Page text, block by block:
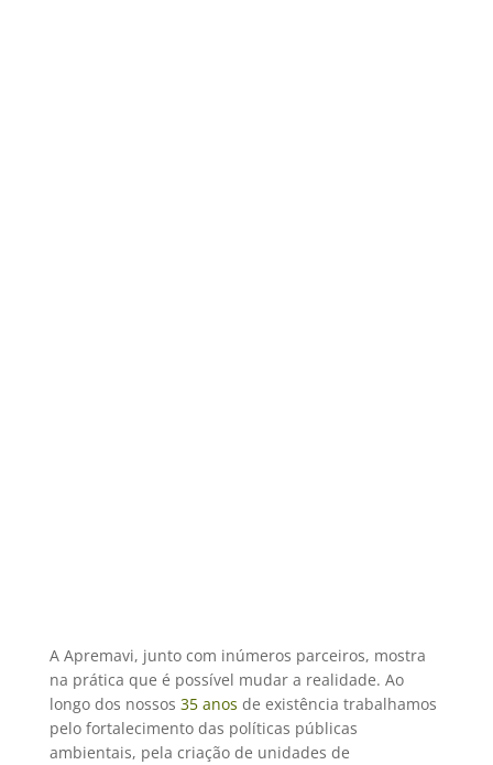
A Apremavi, junto com inúmeros parceiros, mostra
na prática que é possível mudar a realidade. Ao
longo dos nossos 35 anos de existência trabalhamos
pelo fortalecimento das políticas públicas
ambientais, pela criação de unidades de